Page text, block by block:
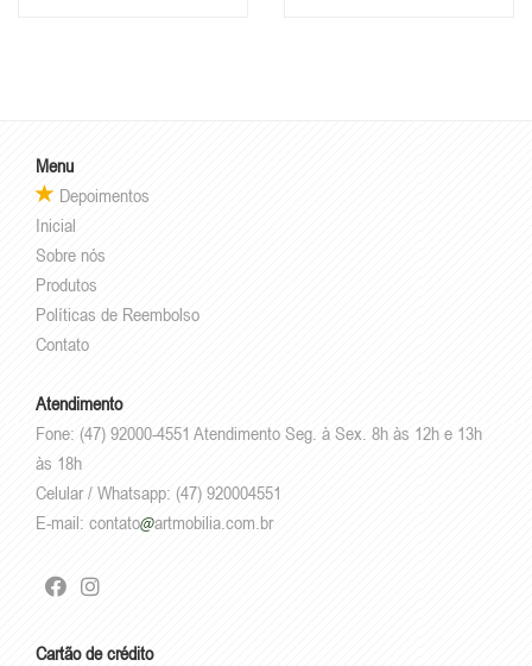
Menu
Depoimentos
Inicial
Sobre nós
Produtos
Políticas de Reembolso
Contato
Atendimento
Fone: (47) 92000-4551 Atendimento Seg. à Sex. 8h às 12h e 13h
às 18h
Celular / Whatsapp: (47) 920004551
E-mail: contato artmobilia.com.br
Cartão de crédito